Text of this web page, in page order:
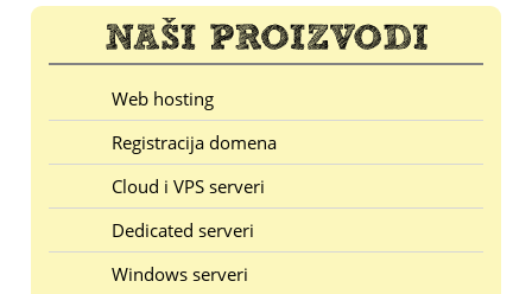
Web hosting
Registracija domena
Cloud i VPS serveri
Dedicated serveri
Windows serveri